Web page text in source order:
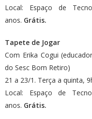
Local: Espaço de
anos. Grátis.
Tapete de Jogar
Com Erika Cogui
do Sesc Bom Retiro)
21 a 23/1. Terça a quinta,
Local: Espaço de
anos. Grátis.